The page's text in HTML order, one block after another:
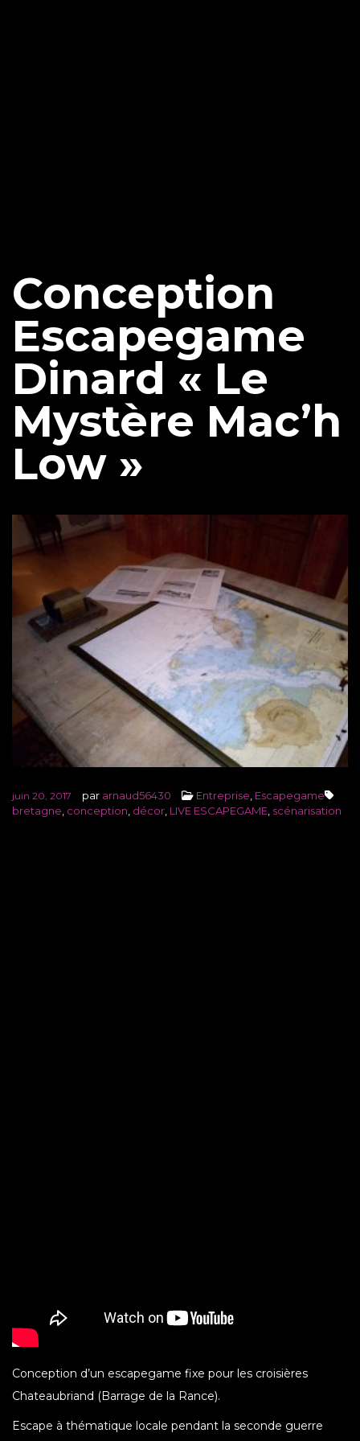
Conception
Escapegame
Dinard « Le
Mystère Mac’h
Low »
juin 20, 2017 par arnaud56430 Entreprise, Escapegame
bretagne, conception, décor, LIVE ESCAPEGAME, scénarisation
Conception d’un escapegame fixe pour les croisières
Chateaubriand (Barrage de la Rance).
Escape à thématique locale pendant la seconde guerre